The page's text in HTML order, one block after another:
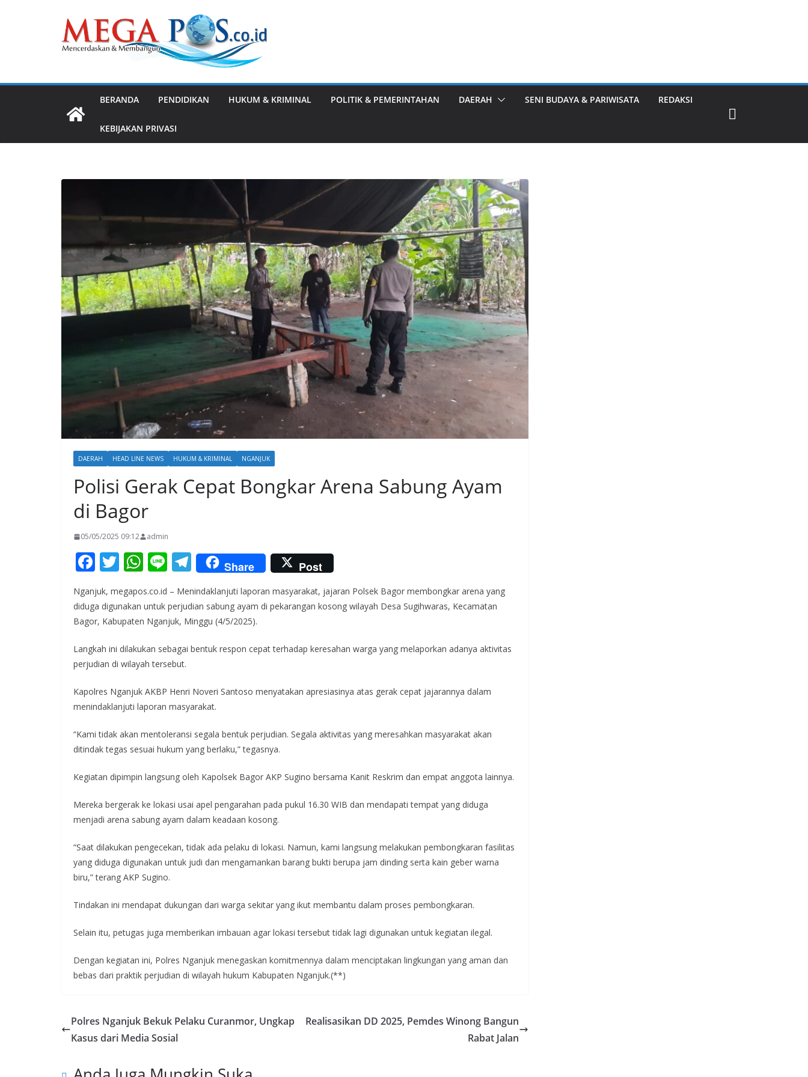
BERANDA PENDIDIKAN HUKUM & KRIMINAL POLITIK & PEMERINTAHAN DAERAH SENI BUDAYA & PARIWISATA REDAKSI
KEBIJAKAN PRIVASI
DAERAH HEAD LINE NEWS HUKUM & KRIMINAL NGANJUK
Polisi Gerak Cepat Bongkar Arena Sabung Ayam
di Bagor
05/05/2025 09:12 admin
F
ac
e
b
o
o
T
itt
er
W
at
s
p
Li
e
T
el
e
gr
a
m
Share Post
Nganjuk, megapos.co.id – Menindaklanjuti laporan masyarakat, jajaran Polsek Bagor membongkar arena yang
diduga digunakan untuk perjudian sabung ayam di pekarangan kosong wilayah Desa Sugihwaras, Kecamatan
Bagor, Kabupaten Nganjuk, Minggu (4/5/2025).
Langkah ini dilakukan sebagai bentuk respon cepat terhadap keresahan warga yang melaporkan adanya aktivitas
perjudian di wilayah tersebut.
Kapolres Nganjuk AKBP Henri Noveri Santoso menyatakan apresiasinya atas gerak cepat jajarannya dalam
menindaklanjuti laporan masyarakat.
“Kami tidak akan mentoleransi segala bentuk perjudian. Segala aktivitas yang meresahkan masyarakat akan
ditindak tegas sesuai hukum yang berlaku,” tegasnya.
Kegiatan dipimpin langsung oleh Kapolsek Bagor AKP Sugino bersama Kanit Reskrim dan empat anggota lainnya.
Mereka bergerak ke lokasi usai apel pengarahan pada pukul 16.30 WIB dan mendapati tempat yang diduga
menjadi arena sabung ayam dalam keadaan kosong.
“Saat dilakukan pengecekan, tidak ada pelaku di lokasi. Namun, kami langsung melakukan pembongkaran fasilitas
yang diduga digunakan untuk judi dan mengamankan barang bukti berupa jam dinding serta kain geber warna
biru,” terang AKP Sugino.
Tindakan ini mendapat dukungan dari warga sekitar yang ikut membantu dalam proses pembongkaran.
Selain itu, petugas juga memberikan imbauan agar lokasi tersebut tidak lagi digunakan untuk kegiatan ilegal.
Dengan kegiatan ini, Polres Nganjuk menegaskan komitmennya dalam menciptakan lingkungan yang aman dan
bebas dari praktik perjudian di wilayah hukum Kabupaten Nganjuk.(**)
Polres Nganjuk Bekuk Pelaku Curanmor, Ungkap
Kasus dari Media Sosial
Realisasikan DD 2025, Pemdes Winong Bangun
Rabat Jalan